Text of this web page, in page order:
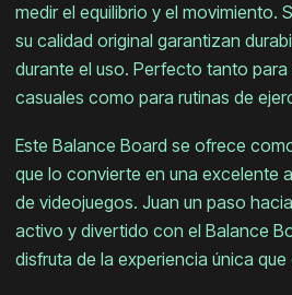
medir el equilibrio y el movimiento.
su calidad original garantizan
durante el uso. Perfecto tanto
casuales como para rutinas de
Este Balance Board se ofrece
que lo convierte en una excelente
de videojuegos. Juan un paso
activo y divertido con el Balance
disfruta de la experiencia única